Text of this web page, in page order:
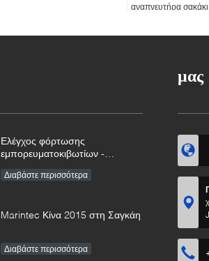
αναπνευτήρα σακάκι
Ελέγχος φόρτωσης
εμπορευματοκιβωτίων -
εμπορεύματα μαζί
Διαβάστε περισσότερα
Marintec Κίνα 2015 στη Σαγκάη
Διαβάστε περισσότερα
μας